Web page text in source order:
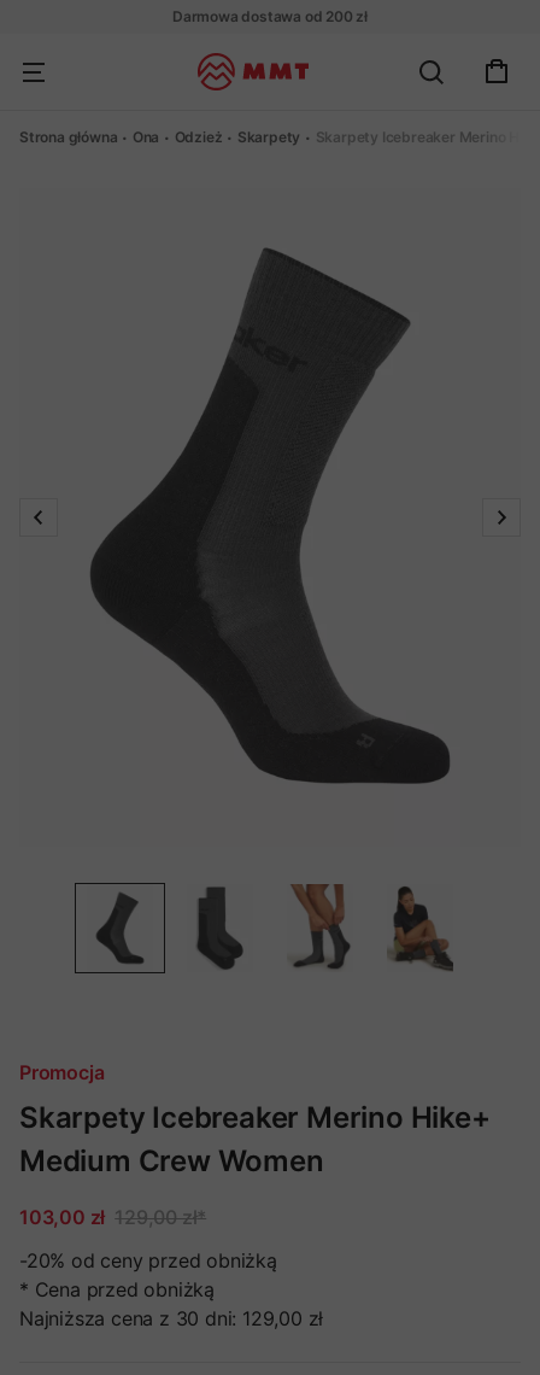
Darmowa dostawa od 200 zł
Strona główna Ona Odzież Skarpety Skarpety Icebreaker Merino
Promocja
Skarpety Icebreaker Merino Hike+
Medium Crew Women
103,00 zł 129,00 zł*
-20% od ceny przed obniżką
* Cena przed obniżką
Najniższa cena z 30 dni: 129,00 zł